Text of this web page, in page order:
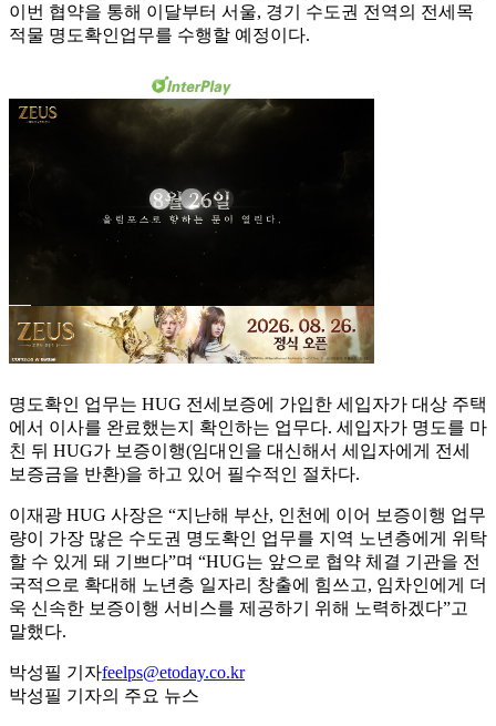
이번 협약을 통해 이달부터 서울, 경기 수도권 전역의 전세목
적물 명도확인업무를 수행할 예정이다.
명도확인 업무는 HUG 전세보증에 가입한 세입자가 대상 주택
에서 이사를 완료했는지 확인하는 업무다. 세입자가 명도를 마
친 뒤 HUG가 보증이행(임대인을 대신해서 세입자에게 전세
보증금을 반환)을 하고 있어 필수적인 절차다.
이재광 HUG 사장은 “지난해 부산, 인천에 이어 보증이행 업무
량이 가장 많은 수도권 명도확인 업무를 지역 노년층에게 위탁
할 수 있게 돼 기쁘다”며 “HUG는 앞으로 협약 체결 기관을 전
국적으로 확대해 노년층 일자리 창출에 힘쓰고, 임차인에게 더
욱 신속한 보증이행 서비스를 제공하기 위해 노력하겠다”고
말했다.
박성필 기자feelps@etoday.co.kr
박성필 기자의 주요 뉴스